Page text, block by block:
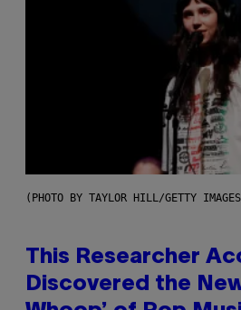
(PHOTO BY TAYLOR HILL/GETTY
This Researcher
Discovered the